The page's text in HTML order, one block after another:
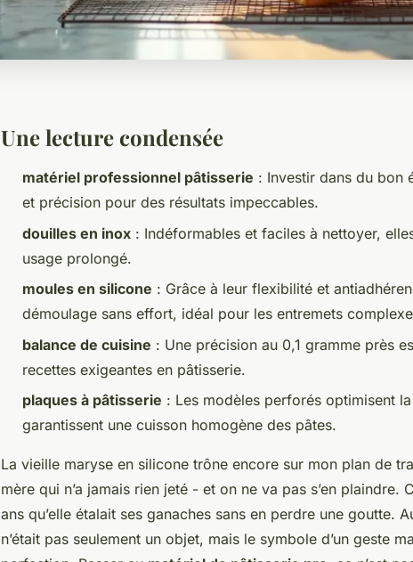
Une lecture condensée
matériel professionnel pâtisserie : Investir dans du bon
et précision pour des résultats impeccables.
douilles en inox : Indéformables et faciles à nettoyer,
usage prolongé.
moules en silicone : Grâce à leur flexibilité et
démoulage sans effort, idéal pour les entremets
balance de cuisine : Une précision au 0,1 gramme près
recettes exigeantes en pâtisserie.
plaques à pâtisserie : Les modèles perforés optimisent
garantissent une cuisson homogène des pâtes.
La vieille maryse en silicone trône encore sur mon plan de
mère qui n’a jamais rien jeté - et on ne va pas s’en plaindre.
ans qu’elle étalait ses ganaches sans en perdre une goutte.
n’était pas seulement un objet, mais le symbole d’un geste